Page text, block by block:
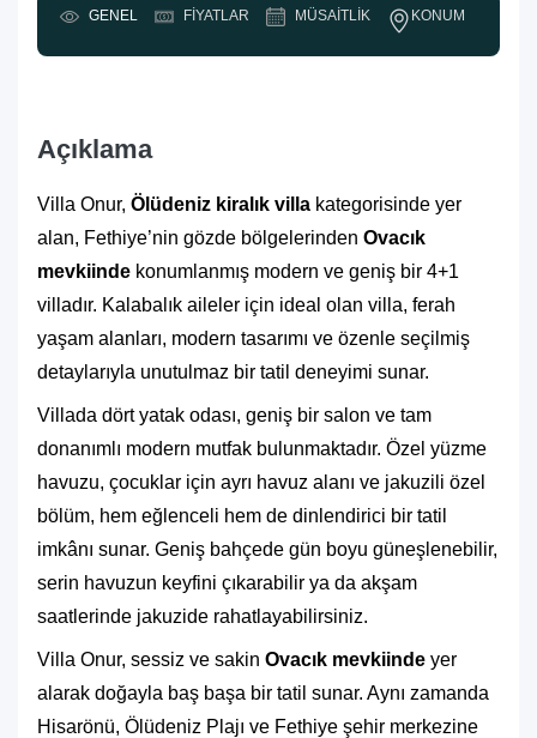
GENEL FIYATLAR MÜSAITLIK KONUM
Açıklama
Villa Onur, Ölüdeniz kiralık villa kategorisinde yer
alan, Fethiye’nin gözde bölgelerinden Ovacık
mevkiinde konumlanmış modern ve geniş bir 4+1
villadır. Kalabalık aileler için ideal olan villa, ferah
yaşam alanları, modern tasarımı ve özenle seçilmiş
detaylarıyla unutulmaz bir tatil deneyimi sunar.
Villada dört yatak odası, geniş bir salon ve tam
donanımlı modern mutfak bulunmaktadır. Özel yüzme
havuzu, çocuklar için ayrı havuz alanı ve jakuzili özel
bölüm, hem eğlenceli hem de dinlendirici bir tatil
imkânı sunar. Geniş bahçede gün boyu güneşlenebilir,
serin havuzun keyfini çıkarabilir ya da akşam
saatlerinde jakuzide rahatlayabilirsiniz.
Villa Onur, sessiz ve sakin Ovacık mevkiinde yer
alarak doğayla baş başa bir tatil sunar. Aynı zamanda
Hisarönü, Ölüdeniz Plajı ve Fethiye şehir merkezine